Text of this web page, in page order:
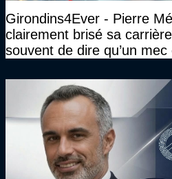
Girondins4Ever - Pierre
clairement brisé sa
souvent de dire qu’un